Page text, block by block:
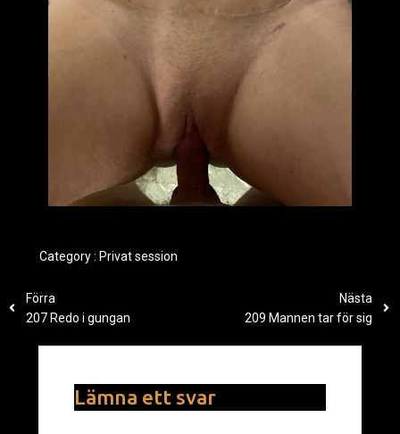
Category : Privat session
Förra
207 Redo i gungan
Nästa
209 Mannen tar för sig
Lämna ett svar